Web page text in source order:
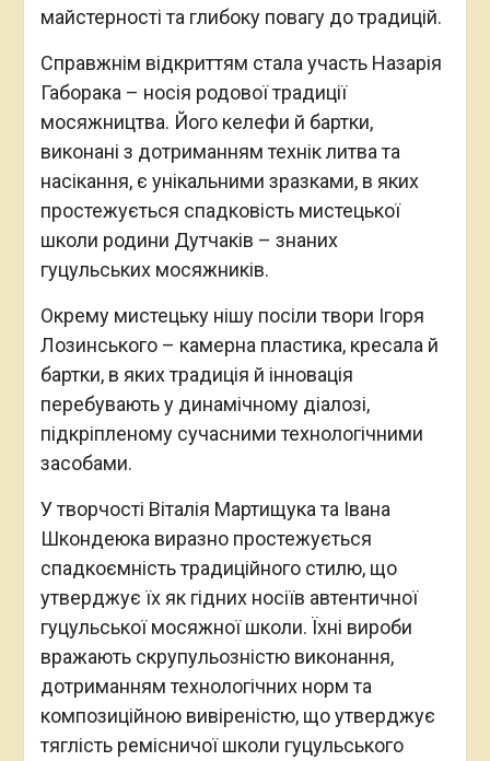
майстерності та глибоку повагу до традицій.
Справжнім відкриттям стала участь Назарія
Габорака – носія родової традиції
мосяжництва. Його келефи й бартки,
виконані з дотриманням технік литва та
насікання, є унікальними зразками, в яких
простежується спадковість мистецької
школи родини Дутчаків – знаних
гуцульських мосяжників.
Окрему мистецьку нішу посіли твори Ігоря
Лозинського – камерна пластика, кресала й
бартки, в яких традиція й інновація
перебувають у динамічному діалозі,
підкріпленому сучасними технологічними
засобами.
У творчості Віталія Мартищука та Івана
Шкондеюка виразно простежується
спадкоємність традиційного стилю, що
утверджує їх як гідних носіїв автентичної
гуцульської мосяжної школи. Їхні вироби
вражають скрупульозністю виконання,
дотриманням технологічних норм та
композиційною вивіреністю, що утверджує
тяглість ремісничої школи гуцульського